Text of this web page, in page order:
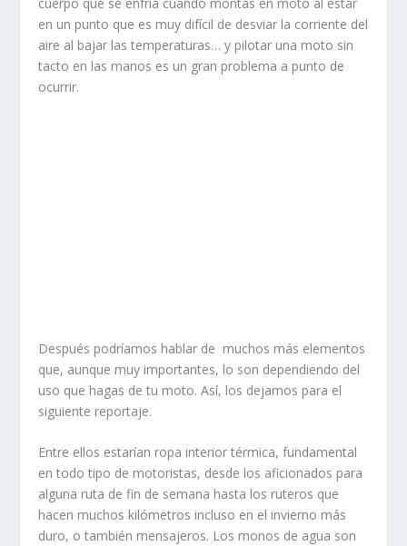
en un punto que es muy difícil de desviar la corriente del
aire al bajar las temperaturas… y pilotar una moto sin
tacto en las manos es un gran problema a punto de
ocurrir.
Después podríamos hablar de muchos más elementos
que, aunque muy importantes, lo son dependiendo del
uso que hagas de tu moto. Así, los dejamos para el
siguiente reportaje.
Entre ellos estarían ropa interior térmica, fundamental
en todo tipo de motoristas, desde los aficionados para
alguna ruta de fin de semana hasta los ruteros que
hacen muchos kilómetros incluso en el invierno más
duro, o también mensajeros. Los monos de agua son